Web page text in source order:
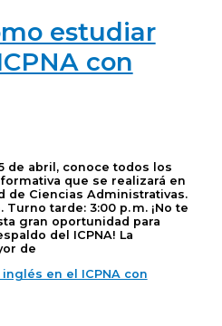
estudiar
con
de abril, conoce todos los
que se realizará en
de Ciencias Administrativas.
Turno tarde: 3:00 p. m. ¡No te
gran oportunidad para
del ICPNA! La
de
en el ICPNA con